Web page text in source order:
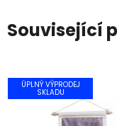
Související
ÚPLNÝ VÝPRODEJ
SKLADU